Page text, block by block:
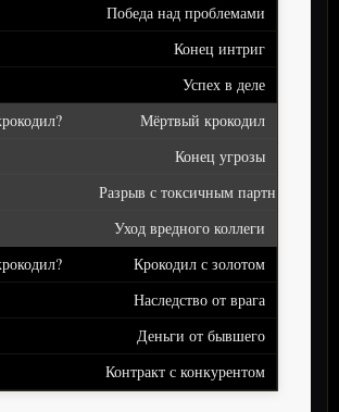
Победа над проблемами
Конец интриг
Успех в деле
Мёртвый крокодил
Конец угрозы
Разрыв с токсичным партнёром
Уход вредного коллеги
Крокодил с золотом
Наследство от врага
Деньги от бывшего
Контракт с конкурентом